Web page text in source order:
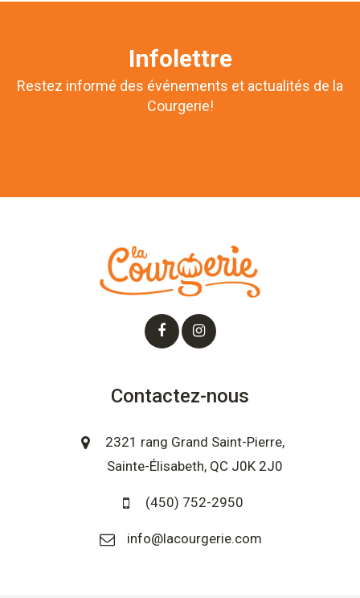
Infolettre
Restez informé des événements et actualités de la
Courgerie!
Contactez-nous
2321 rang Grand Saint-Pierre,
Sainte-Élisabeth, QC J0K 2J0
(450) 752-2950
info@lacourgerie.com